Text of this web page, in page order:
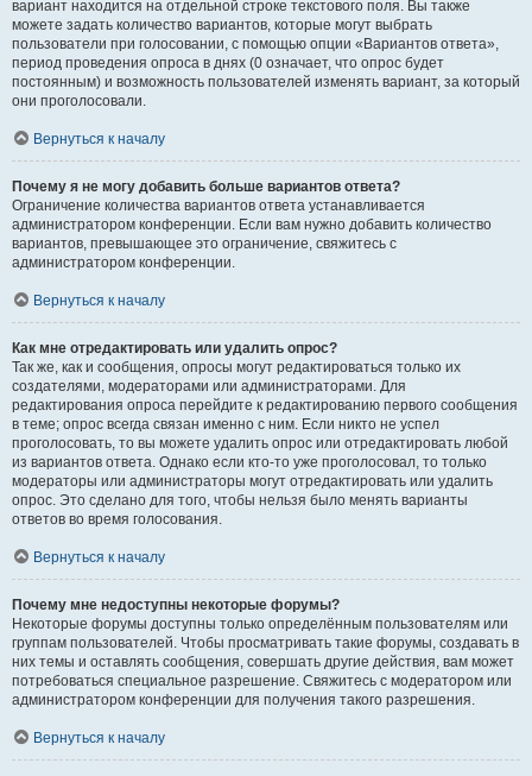
вариант находится на отдельной строке текстового поля. Вы также
можете задать количество вариантов, которые могут выбрать
пользователи при голосовании, с помощью опции «Вариантов ответа»,
период проведения опроса в днях (0 означает, что опрос будет
постоянным) и возможность пользователей изменять вариант, за который
они проголосовали.
Вернуться к началу
Почему я не могу добавить больше вариантов ответа?
Ограничение количества вариантов ответа устанавливается
администратором конференции. Если вам нужно добавить количество
вариантов, превышающее это ограничение, свяжитесь с
администратором конференции.
Вернуться к началу
Как мне отредактировать или удалить опрос?
Так же, как и сообщения, опросы могут редактироваться только их
создателями, модераторами или администраторами. Для
редактирования опроса перейдите к редактированию первого сообщения
в теме; опрос всегда связан именно с ним. Если никто не успел
проголосовать, то вы можете удалить опрос или отредактировать любой
из вариантов ответа. Однако если кто-то уже проголосовал, то только
модераторы или администраторы могут отредактировать или удалить
опрос. Это сделано для того, чтобы нельзя было менять варианты
ответов во время голосования.
Вернуться к началу
Почему мне недоступны некоторые форумы?
Некоторые форумы доступны только определённым пользователям или
группам пользователей. Чтобы просматривать такие форумы, создавать в
них темы и оставлять сообщения, совершать другие действия, вам может
потребоваться специальное разрешение. Свяжитесь с модератором или
администратором конференции для получения такого разрешения.
Вернуться к началу